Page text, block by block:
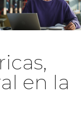
en la